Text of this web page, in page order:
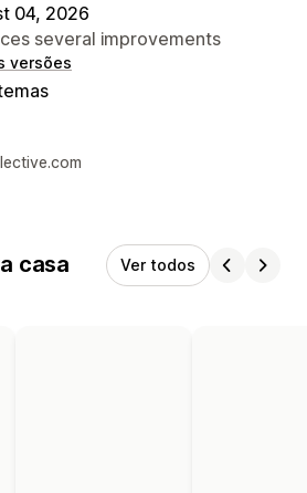
04, 2026
several improvements
versões
do designer
casa Ver todos